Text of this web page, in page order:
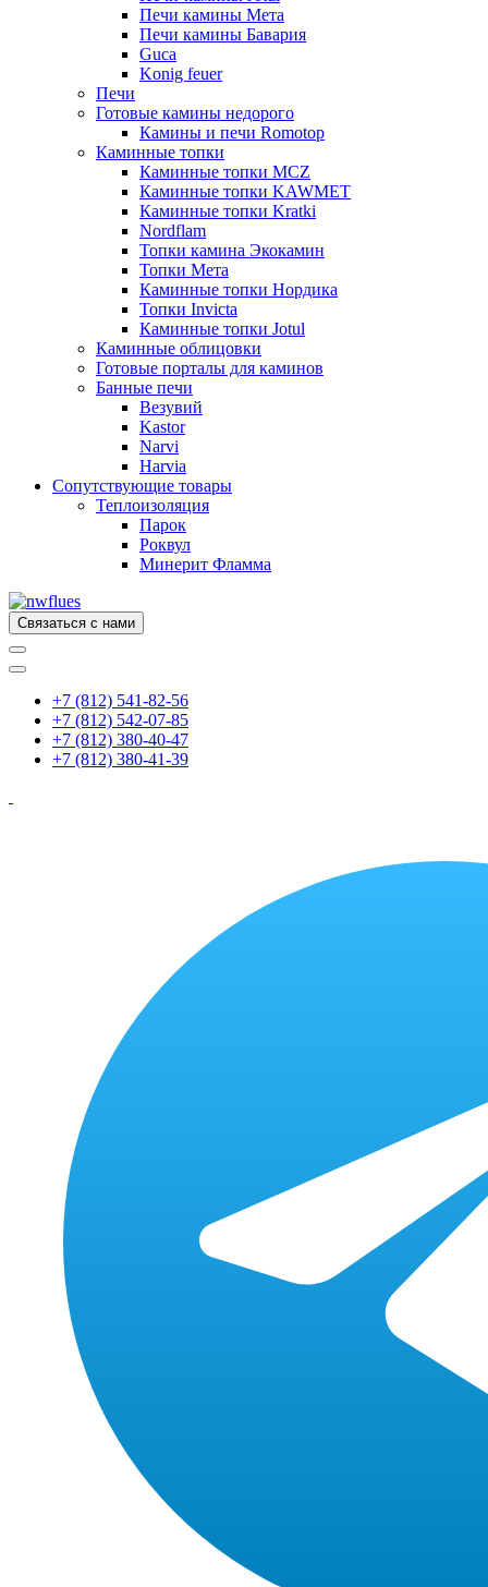
Печи камины Мета
Печи камины Бавария
Guca
Konig feuer
Печи
Готовые камины недорого
Камины и печи Romotop
Каминные топки
Каминные топки MCZ
Каминные топки KAWMET
Каминные топки Kratki
Nordflam
Топки камина Экокамин
Топки Мета
Каминные топки Нордика
Топки Invicta
Каминные топки Jotul
Каминные облицовки
Готовые порталы для каминов
Банные печи
Везувий
Kastor
Narvi
Harvia
Сопутствующие товары
Теплоизоляция
Парок
Роквул
Минерит Фламма
Связаться с нами
+7 (812) 541-82-56
+7 (812) 542-07-85
+7 (812) 380-40-47
+7 (812) 380-41-39